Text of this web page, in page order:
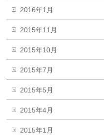
2016年1月
2015年11月
2015年10月
2015年7月
2015年5月
2015年4月
2015年1月